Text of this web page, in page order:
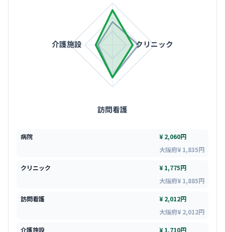
クリニック
訪問看護
介護施設
病院
¥ 2,060円
大阪府¥ 1,835円
クリニック
¥ 1,775円
大阪府¥ 1,885円
訪問看護
¥ 2,012円
大阪府¥ 2,012円
介護施設 ¥ 1,710円